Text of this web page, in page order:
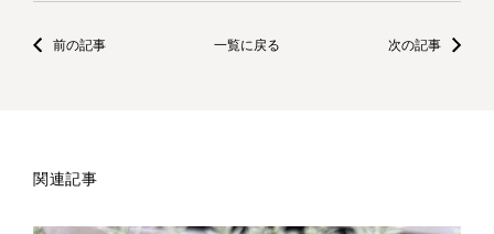
前の記事 一覧に戻る 次の記事
関連記事